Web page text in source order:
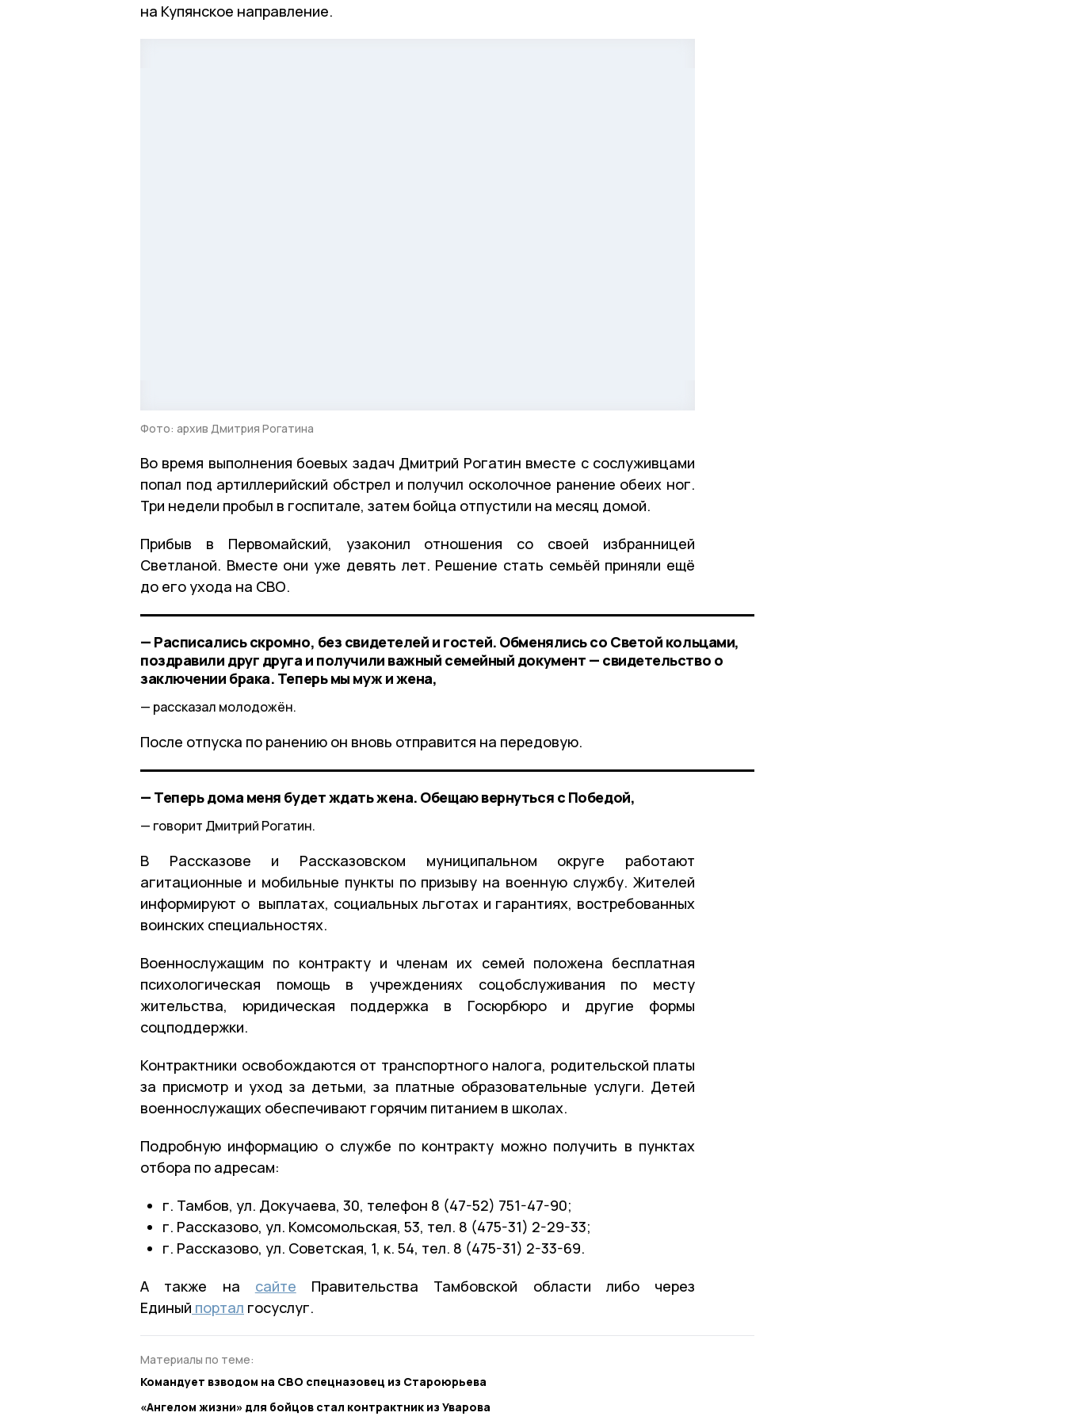
на Купянское направление.
Фото: архив Дмитрия Рогатина
Во время выполнения боевых задач Дмитрий Рогатин вместе с сослуживцами
попал под артиллерийский обстрел и получил осколочное ранение обеих ног.
Три недели пробыл в госпитале, затем бойца отпустили на месяц домой.
Прибыв в Первомайский, узаконил отношения со своей избранницей
Светланой. Вместе они уже девять лет. Решение стать семьёй приняли ещё
до его ухода на СВО.
— Расписались скромно, без свидетелей и гостей. Обменялись со Светой кольцами,
поздравили друг друга и получили важный семейный документ — свидетельство о
заключении брака. Теперь мы муж и жена,
рассказал молодожён.
После отпуска по ранению он вновь отправится на передовую.
— Теперь дома меня будет ждать жена. Обещаю вернуться с Победой,
говорит Дмитрий Рогатин.
В Рассказове и Рассказовском муниципальном округе работают
агитационные и мобильные пункты по призыву на военную службу. Жителей
информируют о выплатах, социальных льготах и гарантиях, востребованных
воинских специальностях.
Военнослужащим по контракту и членам их семей положена бесплатная
психологическая помощь в учреждениях соцобслуживания по месту
жительства, юридическая поддержка в Госюрбюро и другие формы
соцподдержки.
Контрактники освобождаются от транспортного налога, родительской платы
за присмотр и уход за детьми, за платные образовательные услуги. Детей
военнослужащих обеспечивают горячим питанием в школах.
Подробную информацию о службе по контракту можно получить в пунктах
отбора по адресам:
г. Тамбов, ул. Докучаева, 30, телефон 8 (47-52) 751-47-90;
г. Рассказово, ул. Комсомольская, 53, тел. 8 (475-31) 2-29-33;
г. Рассказово, ул. Советская, 1, к. 54, тел. 8 (475-31) 2-33-69.
А также на сайте Правительства Тамбовской области либо через
Единый портал госуслуг.
Материалы по теме:
Командует взводом на СВО спецназовец из Староюрьева
«Ангелом жизни» для бойцов стал контрактник из Уварова